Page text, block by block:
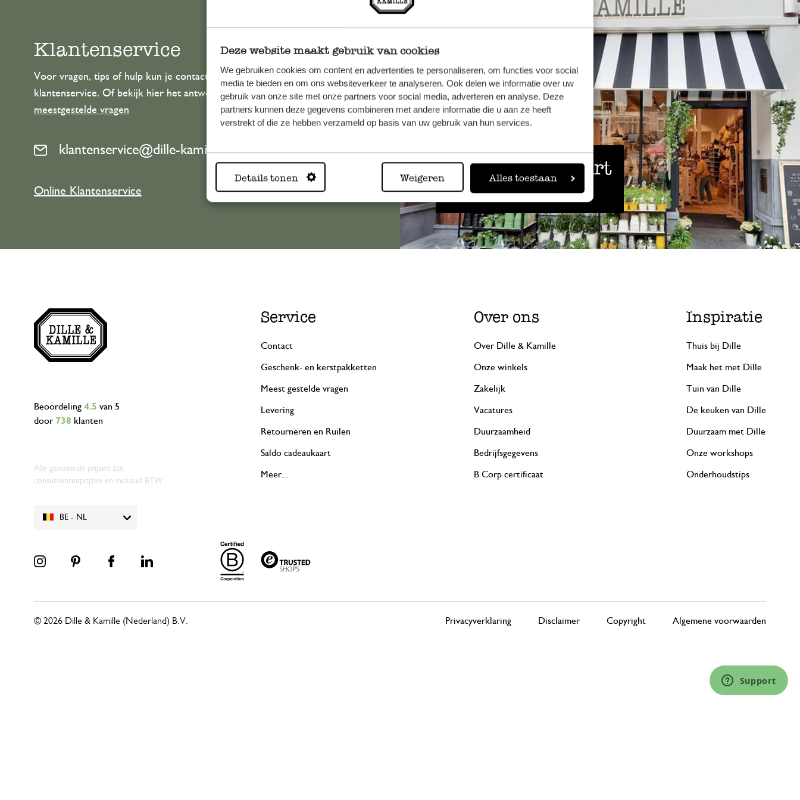
Deze website maakt gebruik van cookies
We gebruiken cookies om content en advertenties te personaliseren, om functies voor social
media te bieden en om ons websiteverkeer te analyseren. Ook delen we informatie over uw
gebruik van onze site met onze partners voor social media, adverteren en analyse. Deze
partners kunnen deze gegevens combineren met andere informatie die u aan ze heeft
verstrekt of die ze hebben verzameld op basis van uw gebruik van hun services.
Details tonen Weigeren Alles toestaan
Altijd in de buurt
Bekijk alle 62 winkels
Klantenservice
Voor vragen, tips of hulp kun je contact opnemen met onze
klantenservice. Of bekijk hier het antwoord op de
meestgestelde vragen
klantenservice@dille-kamille.com
Online Klantenservice
BE - NL
Beoordeling 4.5 van 5
door 738 klanten
Alle genoemde prijzen zijn
consumentenprijzen en inclusief BTW.
Service
Contact
Geschenk- en kerstpakketten
Meest gestelde vragen
Levering
Retourneren en Ruilen
Saldo cadeaukaart
Meer...
Over ons
Over Dille & Kamille
Onze winkels
Zakelijk
Vacatures
Duurzaamheid
Bedrijfsgegevens
B Corp certificaat
Inspiratie
Thuis bij Dille
Maak het met Dille
Tuin van Dille
De keuken van Dille
Duurzaam met Dille
Onze workshops
Onderhoudstips
Privacyverklaring Disclaimer Copyright Algemene voorwaarden
© 2026 Dille & Kamille (Nederland) B.V.
Support